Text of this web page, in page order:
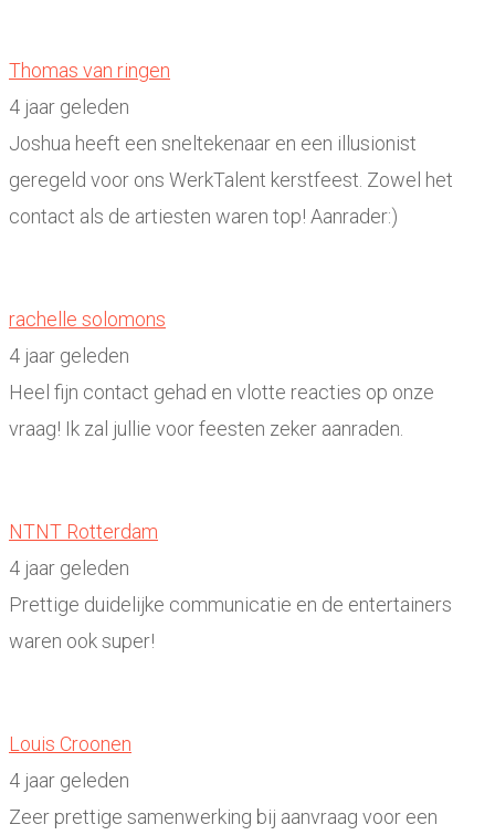
Thomas van ringen
4 jaar geleden
Joshua heeft een sneltekenaar en een illusionist
geregeld voor ons WerkTalent kerstfeest. Zowel het
contact als de artiesten waren top! Aanrader:)
rachelle solomons
4 jaar geleden
Heel fijn contact gehad en vlotte reacties op onze
vraag! Ik zal jullie voor feesten zeker aanraden.
NTNT Rotterdam
4 jaar geleden
Prettige duidelijke communicatie en de entertainers
waren ook super!
Louis Croonen
4 jaar geleden
Zeer prettige samenwerking bij aanvraag voor een